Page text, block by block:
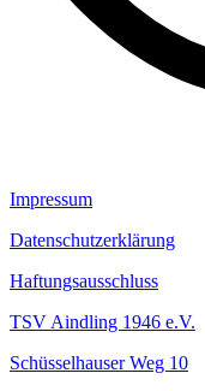
Impressum
Datenschutzerklärung
Haftungsausschluss
TSV Aindling 1946 e.V.
Schüsselhauser Weg 10